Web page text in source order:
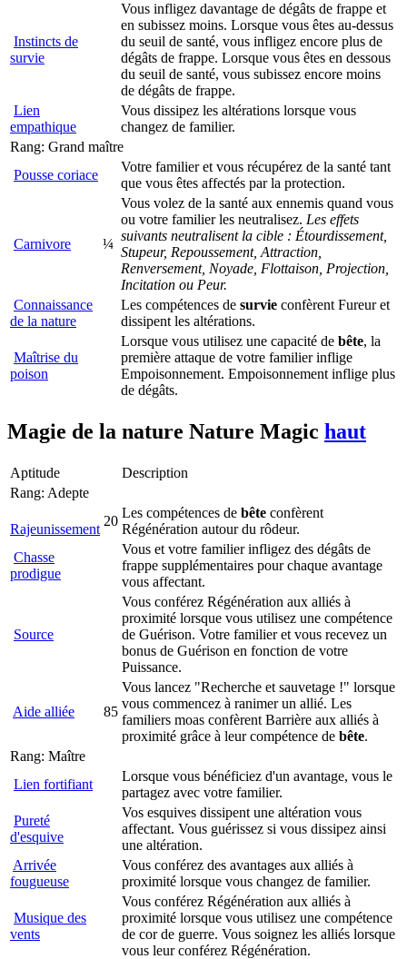
Instincts de
survie
Vous infligez davantage de dégâts de frappe et
en subissez moins. Lorsque vous êtes au-dessus
du seuil de santé, vous infligez encore plus de
dégâts de frappe. Lorsque vous êtes en dessous
du seuil de santé, vous subissez encore moins
de dégâts de frappe.
Lien
empathique
Vous dissipez les altérations lorsque vous
changez de familier.
Rang: Grand maître
Pousse coriace
Votre familier et vous récupérez de la santé tant
que vous êtes affectés par la protection.
Carnivore ¼
Vous volez de la santé aux ennemis quand vous
ou votre familier les neutralisez. Les effets
suivants neutralisent la cible : Étourdissement,
Stupeur, Repoussement, Attraction,
Renversement, Noyade, Flottaison, Projection,
Incitation ou Peur.
Connaissance
de la nature
Les compétences de survie confèrent Fureur et
dissipent les altérations.
Maîtrise du
poison
Lorsque vous utilisez une capacité de bête, la
première attaque de votre familier inflige
Empoisonnement. Empoisonnement inflige plus
de dégâts.
Magie de la nature Nature Magic haut
Aptitude
Description
Rang: Adepte
Rajeunissement
20
Les compétences de bête confèrent
Régénération autour du rôdeur.
Chasse
prodigue
Vous et votre familier infligez des dégâts de
frappe supplémentaires pour chaque avantage
vous affectant.
Source
Vous conférez Régénération aux alliés à
proximité lorsque vous utilisez une compétence
de Guérison. Votre familier et vous recevez un
bonus de Guérison en fonction de votre
Puissance.
Aide alliée 85
Vous lancez "Recherche et sauvetage !" lorsque
vous commencez à ranimer un allié. Les
familiers moas confèrent Barrière aux alliés à
proximité grâce à leur compétence de bête.
Rang: Maître
Lien fortifiant
Lorsque vous bénéficiez d'un avantage, vous le
partagez avec votre familier.
Pureté
d'esquive
Vos esquives dissipent une altération vous
affectant. Vous guérissez si vous dissipez ainsi
une altération.
Arrivée
fougueuse
Vous conférez des avantages aux alliés à
proximité lorsque vous changez de familier.
Musique des
vents
Vous conférez Régénération aux alliés à
proximité lorsque vous utilisez une compétence
de cor de guerre. Vous soignez les alliés lorsque
vous leur conférez Régénération.